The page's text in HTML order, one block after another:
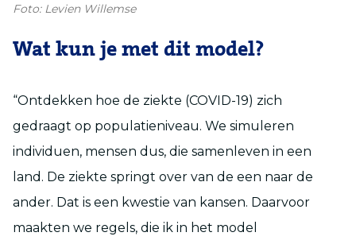
Foto: Levien Willemse
Wat kun je met dit model?
“Ontdekken hoe de ziekte (COVID-19) zich
gedraagt op populatieniveau. We simuleren
individuen, mensen dus, die samenleven in een
land. De ziekte springt over van de een naar de
ander. Dat is een kwestie van kansen. Daarvoor
maakten we regels, die ik in het model